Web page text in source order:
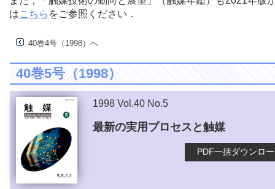
はこちら をご参照ください．
40巻4号（1998）へ
40巻5号（1998）
1998 Vol.40 No.5
最新の実用プロセスと触媒
PDF一括ダウンロ